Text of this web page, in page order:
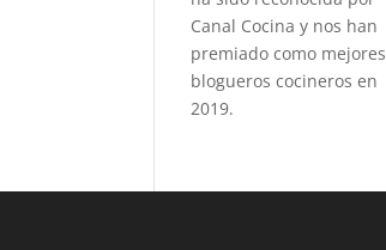
Canal Cocina y nos han
premiado como mejores
blogueros cocineros en
2019.